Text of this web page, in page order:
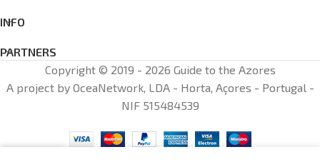
INFO
PARTNERS
Copyright © 2019 - 2026 Guide to the Azores
A project by OceaNetwork, LDA - Horta, Açores - Portugal -
NIF 515484539